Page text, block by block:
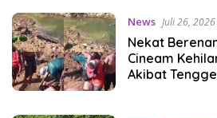
News Juli 26, 2026
Nekat
Cineam
Akibat